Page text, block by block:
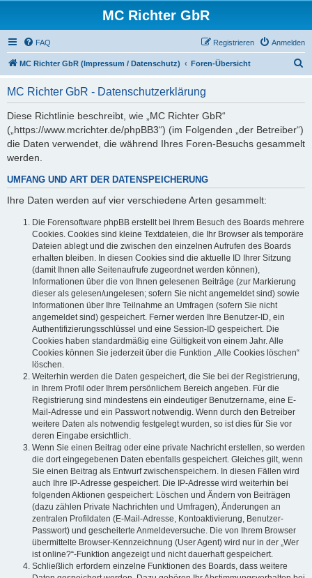
MC Richter GbR
FAQ Anmelden
Registrieren
MC Richter GbR (Impressum / Datenschutz) Foren-Übersicht
MC Richter GbR - Datenschutzerklärung
Diese Richtlinie beschreibt, wie „MC Richter GbR“
(„https://www.mcrichter.de/phpBB3“) (im Folgenden „der Betreiber“)
die Daten verwendet, die während Ihres Foren-Besuchs gesammelt
werden.
UMFANG UND ART DER DATENSPEICHERUNG
Ihre Daten werden auf vier verschiedene Arten gesammelt:
Die Forensoftware phpBB erstellt bei Ihrem Besuch des Boards mehrere
Cookies. Cookies sind kleine Textdateien, die Ihr Browser als temporäre
Dateien ablegt und die zwischen den einzelnen Aufrufen des Boards
erhalten bleiben. In diesen Cookies sind die aktuelle ID Ihrer Sitzung
(damit Ihnen alle Seitenaufrufe zugeordnet werden können),
Informationen über die von Ihnen gelesenen Beiträge (zur Markierung
dieser als gelesen/ungelesen; sofern Sie nicht angemeldet sind) sowie
Informationen über Ihre Teilnahme an Umfragen (sofern Sie nicht
angemeldet sind) gespeichert. Ferner werden Ihre Benutzer-ID, ein
Authentifizierungsschlüssel und eine Session-ID gespeichert. Die
Cookies haben standardmäßig eine Gültigkeit von einem Jahr. Alle
Cookies können Sie jederzeit über die Funktion „Alle Cookies löschen“
löschen.
Weiterhin werden die Daten gespeichert, die Sie bei der Registrierung,
in Ihrem Profil oder Ihrem persönlichem Bereich angeben. Für die
Registrierung sind mindestens ein eindeutiger Benutzername, eine E-
Mail-Adresse und ein Passwort notwendig. Wenn durch den Betreiber
weitere Daten als notwendig festgelegt wurden, so ist dies für Sie vor
deren Eingabe ersichtlich.
Wenn Sie einen Beitrag oder eine private Nachricht erstellen, so werden
die dort eingegebenen Daten ebenfalls gespeichert. Gleiches gilt, wenn
Sie einen Beitrag als Entwurf zwischenspeichern. In diesen Fällen wird
auch Ihre IP-Adresse gespeichert. Die IP-Adresse wird weiterhin bei
folgenden Aktionen gespeichert: Löschen und Ändern von Beiträgen
(dazu zählen Private Nachrichten und Umfragen), Änderungen an
zentralen Profildaten (E-Mail-Adresse, Kontoaktivierung, Benutzer-
Passwort) und gescheiterte Anmeldeversuche. Die von Ihrem Browser
übermittelte Browser-Kennzeichnung (User Agent) wird nur in der „Wer
ist online?“-Funktion angezeigt und nicht dauerhaft gespeichert.
Schließlich erfordern einzelne Funktionen des Boards, dass weitere